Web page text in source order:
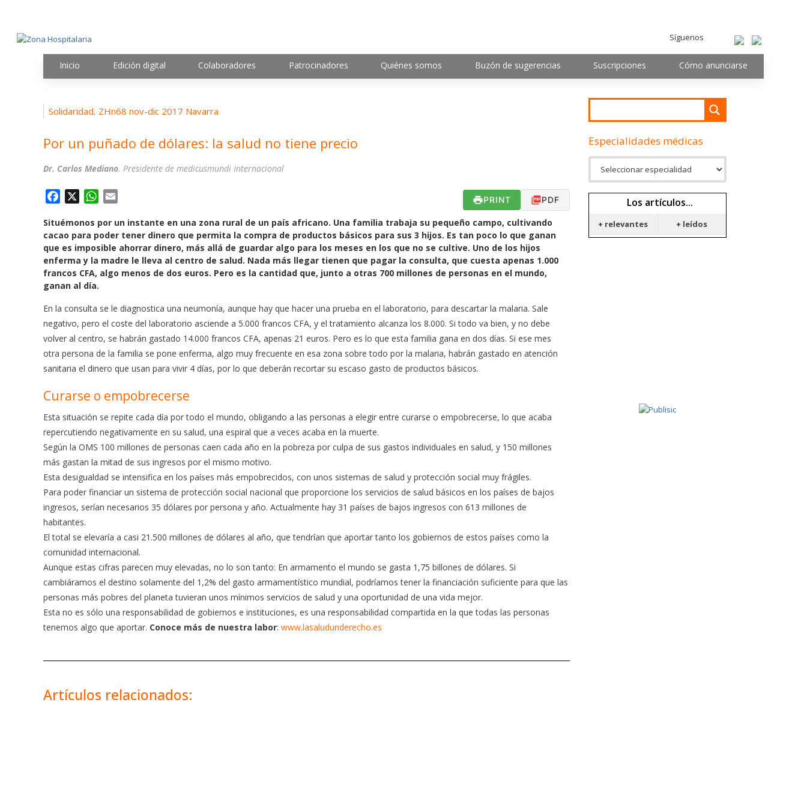
Síguenos
Inicio Edición digital Colaboradores Patrocinadores Quiénes somos Buzón de sugerencias Suscripciones Cómo anunciarse
Solidaridad, ZHn68 nov-dic 2017 Navarra
Por un puñado de dólares: la salud no tiene precio
Dr. Carlos Mediano. Presidente de medicusmundi Internacional
c
e
b
o
o
W
a
t
s
A
a
l
PRINT PDF
Situémonos por un instante en una zona rural de un país africano. Una familia trabaja su pequeño campo, cultivando
cacao para poder tener dinero que permita la compra de productos básicos para sus 3 hijos. Es tan poco lo que ganan
que es imposible ahorrar dinero, más allá de guardar algo para los meses en los que no se cultive. Uno de los hijos
enferma y la madre le lleva al centro de salud. Nada más llegar tienen que pagar la consulta, que cuesta apenas 1.000
francos CFA, algo menos de dos euros. Pero es la cantidad que, junto a otras 700 millones de personas en el mundo,
ganan al día.
En la consulta se le diagnostica una neumonía, aunque hay que hacer una prueba en el laboratorio, para descartar la malaria. Sale
negativo, pero el coste del laboratorio asciende a 5.000 francos CFA, y el tratamiento alcanza los 8.000. Si todo va bien, y no debe
volver al centro, se habrán gastado 14.000 francos CFA, apenas 21 euros. Pero es lo que esta familia gana en dos días. Si ese mes
otra persona de la familia se pone enferma, algo muy frecuente en esa zona sobre todo por la malaria, habrán gastado en atención
sanitaria el dinero que usan para vivir 4 días, por lo que deberán recortar su escaso gasto de productos básicos.
Curarse o empobrecerse
Esta situación se repite cada día por todo el mundo, obligando a las personas a elegir entre curarse o empobrecerse, lo que acaba
repercutiendo negativamente en su salud, una espiral que a veces acaba en la muerte.
Según la OMS 100 millones de personas caen cada año en la pobreza por culpa de sus gastos individuales en salud, y 150 millones
más gastan la mitad de sus ingresos por el mismo motivo.
Esta desigualdad se intensifica en los países más empobrecidos, con unos sistemas de salud y protección social muy frágiles.
Para poder financiar un sistema de protección social nacional que proporcione los servicios de salud básicos en los países de bajos
ingresos, serían necesarios 35 dólares por persona y año. Actualmente hay 31 países de bajos ingresos con 613 millones de
habitantes.
El total se elevaría a casi 21.500 millones de dólares al año, que tendrían que aportar tanto los gobiernos de estos países como la
comunidad internacional.
Aunque estas cifras parecen muy elevadas, no lo son tanto: En armamento el mundo se gasta 1,75 billones de dólares. Si
cambiáramos el destino solamente del 1,2% del gasto armamentístico mundial, podríamos tener la financiación suficiente para que las
personas más pobres del planeta tuvieran unos mínimos servicios de salud y una oportunidad de una vida mejor.
Esta no es sólo una responsabilidad de gobiernos e instituciones, es una responsabilidad compartida en la que todas las personas
tenemos algo que aportar. Conoce más de nuestra labor: www.lasaludunderecho.es
Artículos relacionados:
Especialidades médicas
Los artículos...
+ relevantes + leídos